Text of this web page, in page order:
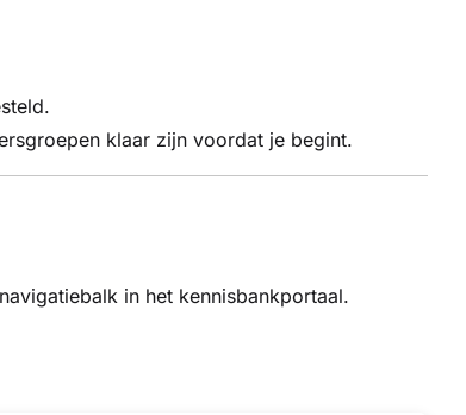
klaar zijn voordat je begint.
in het kennisbankportaal.